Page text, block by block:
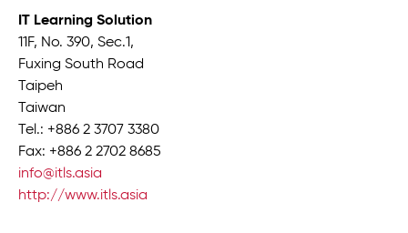
IT Learning Solution
11F, No. 390, Sec.1,
Fuxing South Road
Taipeh
Taiwan
Tel.: +886 2 3707 3380
Fax: +886 2 2702 8685
info@itls.asia
http://www.itls.asia